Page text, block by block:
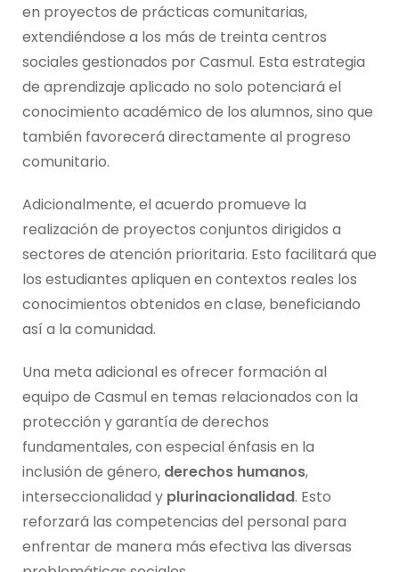
en proyectos de prácticas comunitarias,
extendiéndose a los más de treinta centros
sociales gestionados por Casmul. Esta estrategia
de aprendizaje aplicado no solo potenciará el
conocimiento académico de los alumnos, sino que
también favorecerá directamente al progreso
comunitario.
Adicionalmente, el acuerdo promueve la
realización de proyectos conjuntos dirigidos a
sectores de atención prioritaria. Esto facilitará que
los estudiantes apliquen en contextos reales los
conocimientos obtenidos en clase, beneficiando
así a la comunidad.
Una meta adicional es ofrecer formación al
equipo de Casmul en temas relacionados con la
protección y garantía de derechos
fundamentales, con especial énfasis en la
inclusión de género, derechos humanos,
interseccionalidad y plurinacionalidad. Esto
reforzará las competencias del personal para
enfrentar de manera más efectiva las diversas